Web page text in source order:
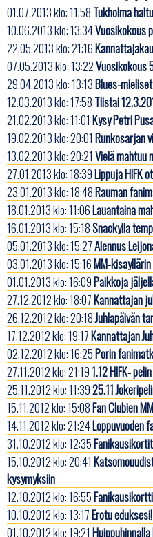
01.07.2013 klo: 11:58 Tukholma
10.06.2013 klo: 13:34Vuosikokous
22.05.2013 klo: 21:16
07.05.2013 klo: 13:22Vuosikokous
29.04.2013 klo: 13:13Blues-
12.03.2013 klo: 17:58 Tiistai
21.02.2013 klo: 11:01 Kysy Petri
19.02.2013 klo: 20:01 Runkosarjan
13.02.2013 klo: 20:21 Vielä mahtuu
27.01.2013 klo: 18:39Lippuja HIFK
23.01.2013 klo: 18:48Rauman
18.01.2013 klo: 11:06Lauantaina
16.01.2013 klo: 15:18Snackylla
05.01.2013 klo: 15:27Alennus
03.01.2013 klo: 15:16MM-
01.01.2013 klo: 16:09Paikkoja
27.12.2012 klo: 18:07Kannattajan
26.12.2012 klo: 20:18Juhlapäivän
17.12.2012 klo: 19:17Kannattajan
02.12.2012 klo: 16:25Porin
27.11.2012 klo: 21:191.12 HIFK-
25.11.2012 klo: 11:3925.11
15.11.2012 klo: 15:08Fan Clubien
14.11.2012 klo: 21:24Loppuvuoden
31.10.2012 klo: 12:35Fanikausikortit
15.10.2012 klo: 20:41
kysymyksiin
12.10.2012 klo: 16:55
10.10.2012 klo: 13:17Erotu eduksesi!
01.10.2012 klo: 19:21